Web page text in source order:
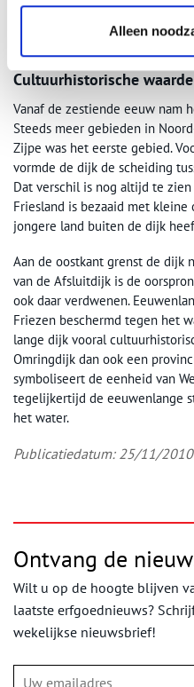
Alleen
De Westfriese Omringdijk ten zuiden
Cultuurhistorische
Vanaf de zestiende eeuw nam
Steeds meer gebieden in
Zijpe was het eerste gebied.
vormde de dijk de scheiding
Dat verschil is nog altijd te zien
Friesland is bezaaid met
jongere land buiten de dijk
Aan de oostkant grenst de dijk
van de Afsluitdijk is de
ook daar verdwenen.
Friezen beschermd tegen het
lange dijk vooral
Omringdijk dan ook een
symboliseert de eenheid van
tegelijkertijd de eeuwenlange
het water.
Publicatiedatum: 25/11/2010
Ontvang de
Wilt u op de hoogte blijven
laatste erfgoednieuws?
wekelijkse nieuwsbrief!